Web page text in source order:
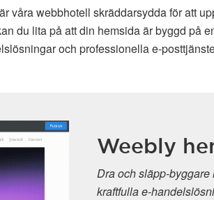
våra webbhotell skräddarsydda för att
du lita på att din hemsida är byggd på
och professionella e-
Weebly
Dra och släpp-
kraftfulla e-